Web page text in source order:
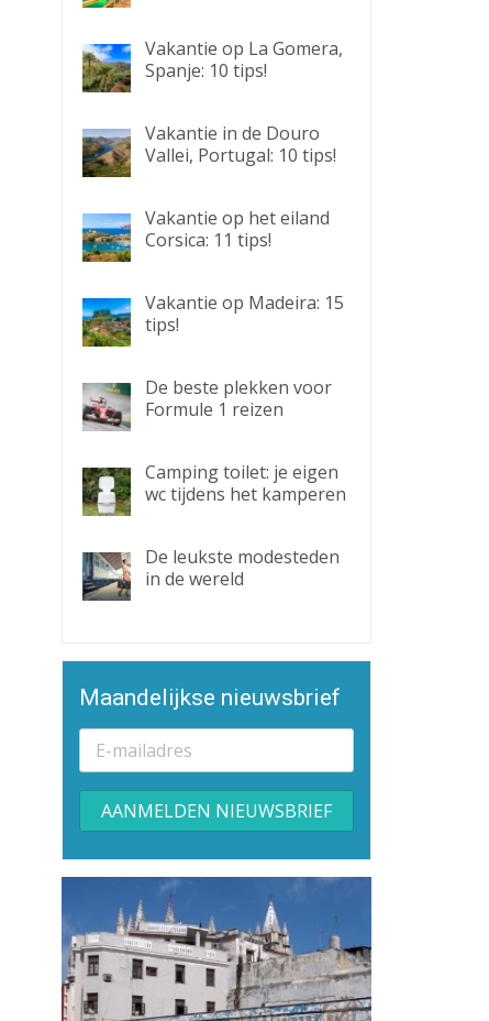
Vakantie op La Gomera,
Spanje: 10 tips!
Vakantie in de Douro
Vallei, Portugal: 10 tips!
Vakantie op het eiland
Corsica: 11 tips!
Vakantie op Madeira: 15
tips!
De beste plekken voor
Formule 1 reizen
Camping toilet: je eigen
wc tijdens het kamperen
De leukste modesteden
in de wereld
Maandelijkse nieuwsbrief
Alternative: